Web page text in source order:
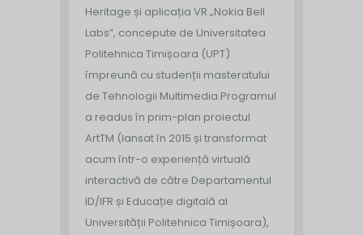
Heritage și aplicația VR „Nokia Bell
Labs”, concepute de Universitatea
Politehnica Timișoara (UPT)
împreună cu studenții masteratului
de Tehnologii Multimedia.Programul
a readus în prim-plan proiectul
ArtTM (lansat în 2015 și transformat
acum într-o experiență virtuală
interactivă de către Departamentul
ID/IFR și Educație digitală al
Universității Politehnica Timișoara),